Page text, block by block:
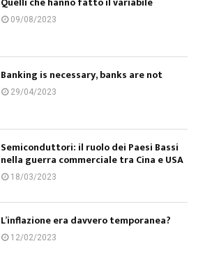
09/08/2023
Banking is necessary, banks are not
29/04/2023
Semiconduttori: il ruolo dei Paesi Bassi
nella guerra commerciale tra Cina e USA
18/03/2023
L’inflazione era davvero temporanea?
12/02/2023